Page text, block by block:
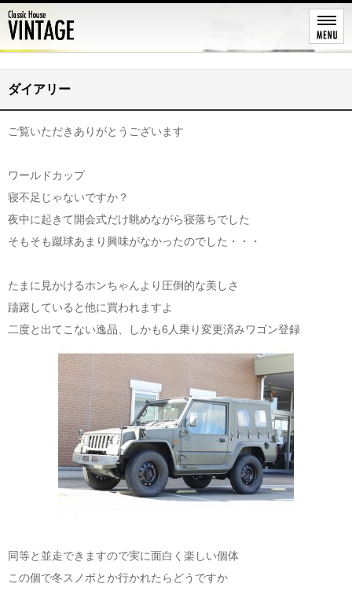
レストア
ダイアリー
ご覧いただきありがとうございます
ワールドカップ
寝不足じゃないですか？
夜中に起きて開会式だけ眺めながら寝落ちでした
そもそも蹴球あまり興味がなかったのでした・・・
たまに見かけるホンちゃんより圧倒的な美しさ
躊躇していると他に買われますよ
二度と出てこない逸品、しかも6人乗り変更済みワゴン登録
同等と並走できますので実に面白く楽しい個体
この個で冬スノボとか行かれたらどうですか